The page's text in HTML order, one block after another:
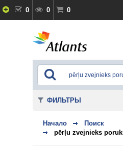
0 0 0
Начало
Поиск
pērļu zvejnieks
ФИЛЬТРЫ